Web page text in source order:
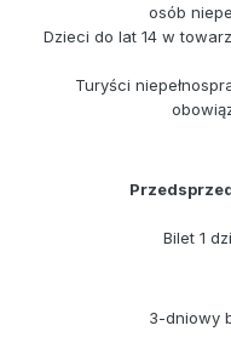
osób
Dzieci do lat 14 w
Turyści
Bilet 1
3-dniowy